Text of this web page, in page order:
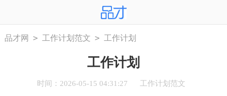
品才网 > 工作计划范文 > 工作计划
工作计划
时间：2026-05-15 04:31:27 工作计划范文